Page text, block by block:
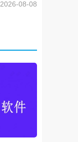
2026-08-08